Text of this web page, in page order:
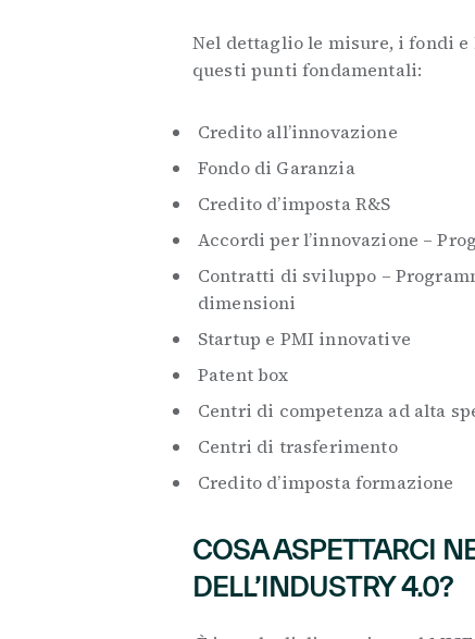
Nel dettaglio le misure, i fondi
questi punti fondamentali:
Credito all’innovazione
Fondo di Garanzia
Credito d’imposta R&S
Accordi per l’innovazione –
Contratti di sviluppo –
dimensioni
Startup e PMI innovative
Patent box
Centri di competenza ad alta
Centri di trasferimento
Credito d’imposta formazione
COSA ASPETTARCI
DELL’INDUSTRY 4.0?